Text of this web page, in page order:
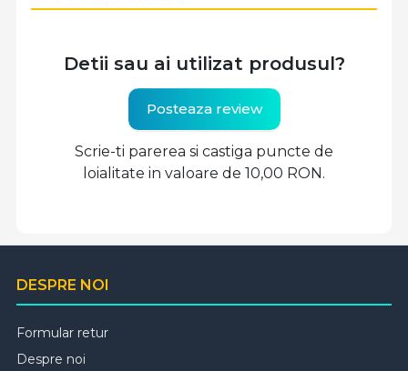
Detii sau ai utilizat produsul?
Posteaza review
Scrie-ti parerea si castiga puncte de
loialitate in valoare de 10,00 RON.
DESPRE NOI
Formular retur
Despre noi